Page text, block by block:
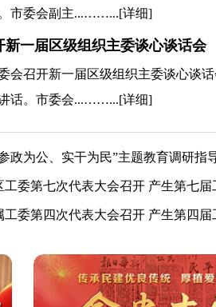
海新区第四次代表大会召开 选举
市委会副主...……...[详细]
新一届区级组织主委谈心谈话会
会召开新一届区级组织主委谈心谈
话。市委会...……...[详细]
政为公、实干为民”主题教育调研指
工委第七次代表大会召开 产生第七届
工委第四次代表大会召开 产生第四届